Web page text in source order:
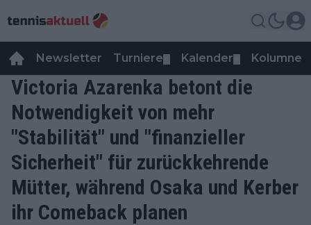
Newsletter Turniere Kalender Kolumnen
Victoria Azarenka betont die
Notwendigkeit von mehr
"Stabilität" und "finanzieller
Sicherheit" für zurückkehrende
Mütter, während Osaka und Kerber
ihr Comeback planen